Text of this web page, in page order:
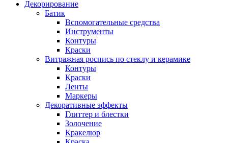
Декорирование
Батик
Вспомогательные средства
Инструменты
Контуры
Краски
Витражная роспись по стеклу и керамике
Контуры
Краски
Ленты
Маркеры
Декоративные эффекты
Глиттер и блестки
Золочение
Кракелюр